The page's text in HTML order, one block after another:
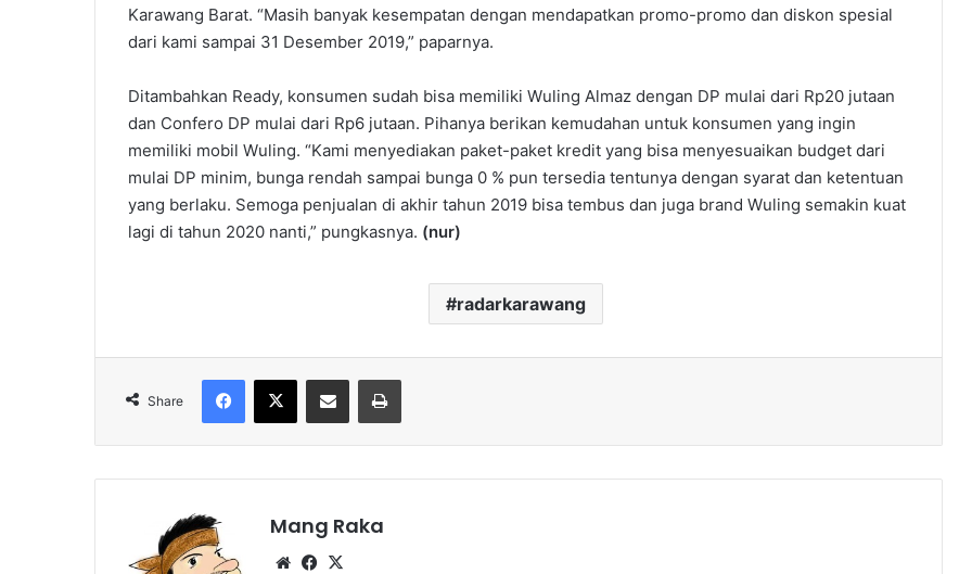
Karawang Barat. “Masih banyak kesempatan dengan mendapatkan promo-promo dan diskon spesial
dari kami sampai 31 Desember 2019,” paparnya.
Ditambahkan Ready, konsumen sudah bisa memiliki Wuling Almaz dengan DP mulai dari Rp20 jutaan
dan Confero DP mulai dari Rp6 jutaan. Pihanya berikan kemudahan untuk konsumen yang ingin
memiliki mobil Wuling. “Kami menyediakan paket-paket kredit yang bisa menyesuaikan budget dari
mulai DP minim, bunga rendah sampai bunga 0 % pun tersedia tentunya dengan syarat dan ketentuan
yang berlaku. Semoga penjualan di akhir tahun 2019 bisa tembus dan juga brand Wuling semakin kuat
lagi di tahun 2020 nanti,” pungkasnya. (nur)
radarkarawang
Share
Facebook
X Share via Email Print
Mang Raka
WebsiteFacebook